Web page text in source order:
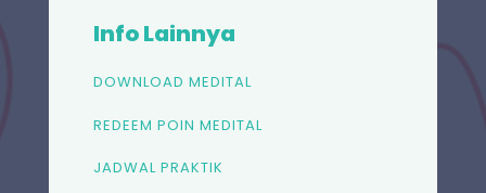
Info Lainnya
DOWNLOAD MEDITAL
REDEEM POIN MEDITAL
JADWAL PRAKTIK